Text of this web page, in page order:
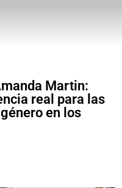
Martin:
real para las
en los